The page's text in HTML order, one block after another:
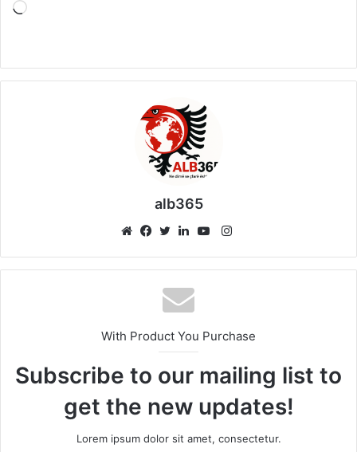
Loading…
alb365
Instagram
With Product You Purchase
Subscribe to our mailing list to
get the new updates!
Lorem ipsum dolor sit amet, consectetur.